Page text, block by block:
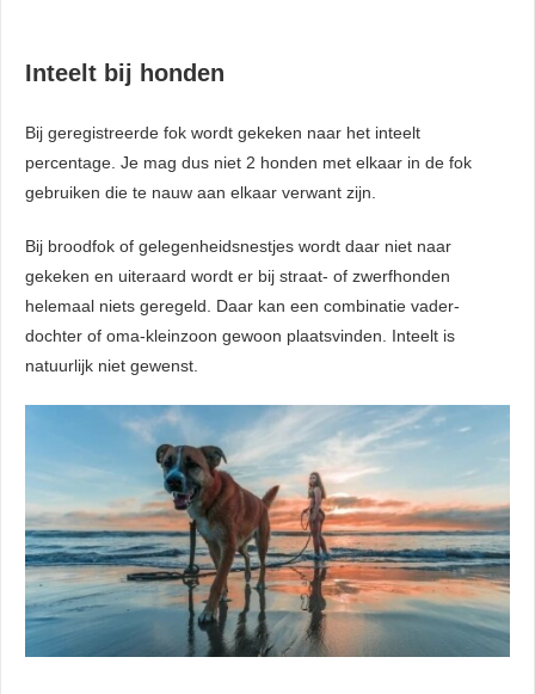
Inteelt bij honden
Bij geregistreerde fok wordt gekeken naar het inteelt
percentage. Je mag dus niet 2 honden met elkaar in de fok
gebruiken die te nauw aan elkaar verwant zijn.
Bij broodfok of gelegenheidsnestjes wordt daar niet naar
gekeken en uiteraard wordt er bij straat- of zwerfhonden
helemaal niets geregeld. Daar kan een combinatie vader-
dochter of oma-kleinzoon gewoon plaatsvinden. Inteelt is
natuurlijk niet gewenst.